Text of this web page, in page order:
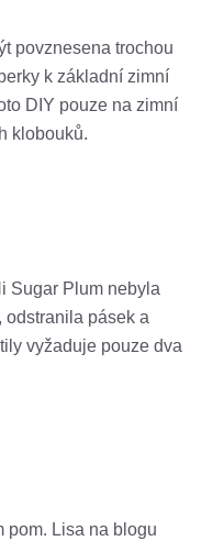
povznesena trochou
k základní zimní
DIY pouze na zimní
klobouků.
Sugar Plum nebyla
odstranila pásek a
vyžaduje pouze dva
pom. Lisa na blogu